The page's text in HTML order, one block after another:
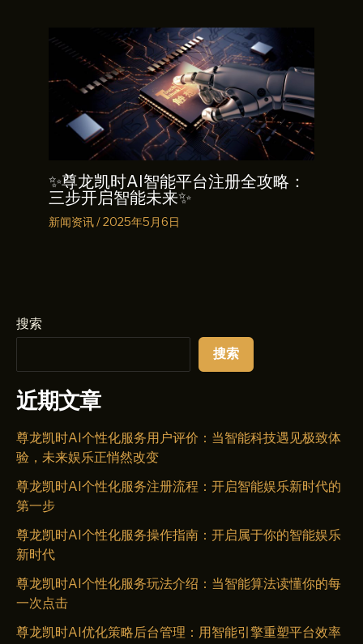
✨尊龙凯时AI智能平台注册全攻略：
三步开启智能未来✨
新闻资讯/2025年5月6日
搜索
搜索
近期文章
尊龙凯时AI个性化服务用户评价：当智能科技遇见极致体
验，未来娱乐正悄然改变
尊龙凯时AI个性化服务注册流程：开启智能娱乐新时代的
第一步
尊龙凯时AI个性化服务操作指南：开启属于你的智能娱乐
新时代
尊龙凯时AI个性化服务玩法介绍：当智能算法读懂你的每
一次点击
尊龙凯时AI优化策略后台管理：用智能引擎重塑平台效率